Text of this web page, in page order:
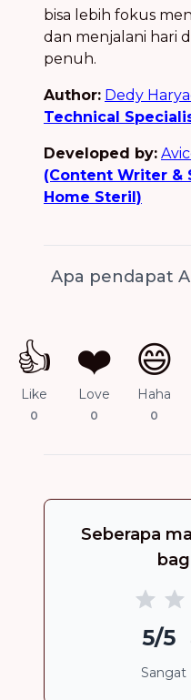
bisa lebih fokus
dan menjalani hari
penuh.
Author: Dedy
Technical
Developed by:
(Content Writer &
Home Steril)
Apa pendapat
👍
Like
0
❤️
Love
0
😄
Haha
0
Seberapa
5/5
Sangat